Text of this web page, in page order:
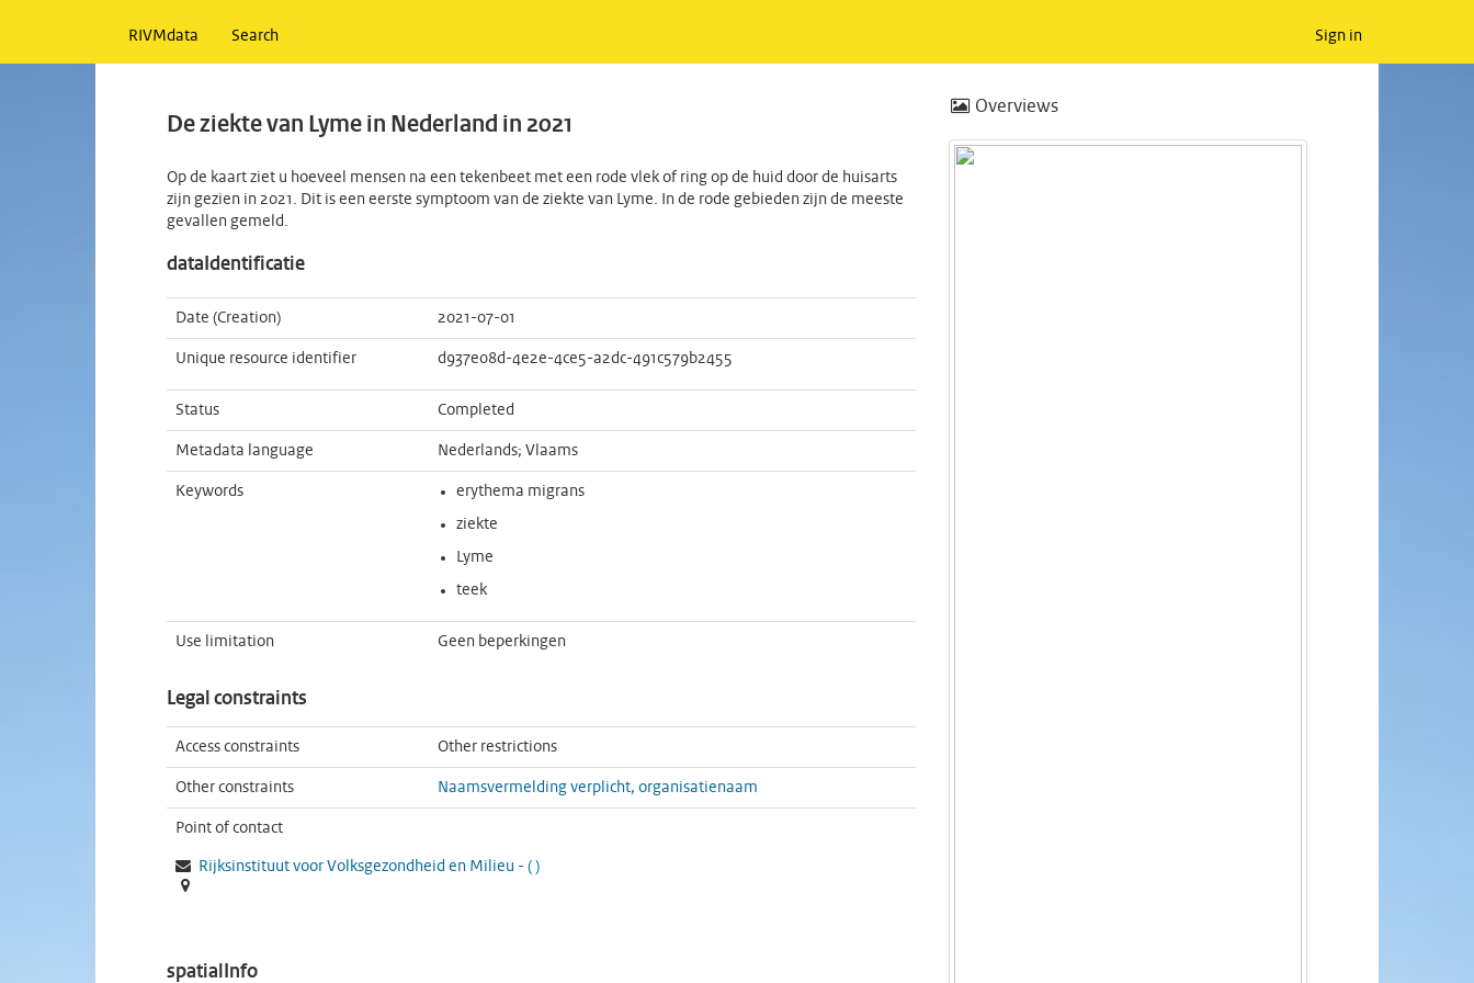
RIVMdata Search Sign in
De ziekte van Lyme in Nederland in 2021
Op de kaart ziet u hoeveel mensen na een tekenbeet met een rode vlek of ring op de huid door de huisarts
zijn gezien in 2021. Dit is een eerste symptoom van de ziekte van Lyme. In de rode gebieden zijn de meeste
gevallen gemeld.
dataIdentificatie
Date (Creation) 2021-07-01
Unique resource identifier d937e08d-4e2e-4ce5-a2dc-491c579b2455
Status Completed
Metadata language Nederlands; Vlaams
Keywords erythema migrans
ziekte
Lyme
teek
Use limitation Geen beperkingen
Legal constraints
Access constraints Other restrictions
Other constraints Naamsvermelding verplicht, organisatienaam
Point of contact
Rijksinstituut voor Volksgezondheid en Milieu - ( )
spatialInfo
Overviews